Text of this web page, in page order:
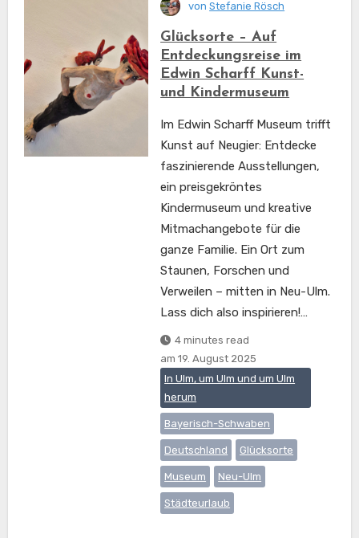
Glücksorte – Auf
Entdeckungsreise im
Edwin Scharff Kunst-
und Kindermuseum
vonStefanie Rösch
Im Edwin Scharff Museum trifft
Kunst auf Neugier: Entdecke
faszinierende Ausstellungen,
ein preisgekröntes
Kindermuseum und kreative
Mitmachangebote für die
ganze Familie. Ein Ort zum
Staunen, Forschen und
Verweilen – mitten in Neu-Ulm.
Lass dich also inspirieren!…
4 minutes read
am19. August 2025
In Ulm, um Ulm und um Ulm
herum
Bayerisch-Schwaben
Deutschland Glücksorte
Museum Neu-Ulm
Städteurlaub